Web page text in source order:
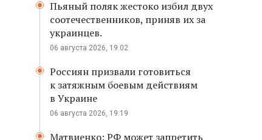
Пьяный поляк жестоко избил двух
соотечественников, приняв их за
украинцев.
06 августа 2026, 19:02
Россиян призвали готовиться
к затяжным боевым действиям
в Украине
06 августа 2026, 19:19
Матвиенко: РФ может запретить